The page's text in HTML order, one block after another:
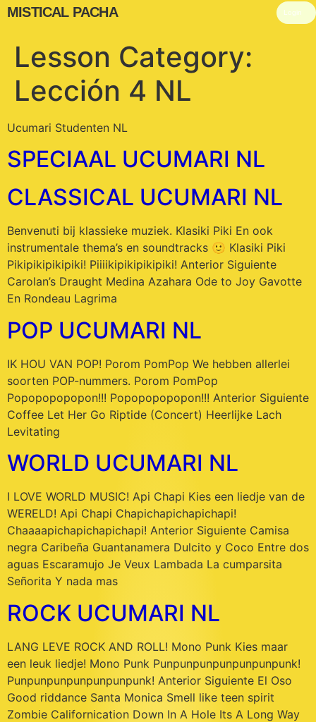
MISTICAL PACHA Login
Lesson Category:
Lección 4 NL
Ucumari Studenten NL
SPECIAAL UCUMARI NL
CLASSICAL UCUMARI NL
Benvenuti bij klassieke muziek. Klasiki Piki En ook
instrumentale thema’s en soundtracks 🙂 Klasiki Piki
Pikipikipikipiki! Piiiikipikipikipiki! Anterior Siguiente
Carolan’s Draught Medina Azahara Ode to Joy Gavotte
En Rondeau Lagrima
POP UCUMARI NL
IK HOU VAN POP! Porom PomPop We hebben allerlei
soorten POP-nummers. Porom PomPop
Popopopopopon!!! Popopopopopon!!! Anterior Siguiente
Coffee Let Her Go Riptide (Concert) Heerlijke Lach
Levitating
WORLD UCUMARI NL
I LOVE WORLD MUSIC! Api Chapi Kies een liedje van de
WERELD! Api Chapi Chapichapichapichapi!
Chaaaapichapichapichapi! Anterior Siguiente Camisa
negra Caribeña Guantanamera Dulcito y Coco Entre dos
aguas Escaramujo Je Veux Lambada La cumparsita
Señorita Y nada mas
ROCK UCUMARI NL
LANG LEVE ROCK AND ROLL! Mono Punk Kies maar
een leuk liedje! Mono Punk Punpunpunpunpunpunpunk!
Punpunpunpunpunpunpunk! Anterior Siguiente El Oso
Good riddance Santa Monica Smell like teen spirit
Zombie Californication Down In A Hole Its A Long Way